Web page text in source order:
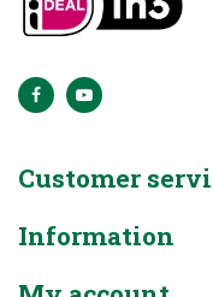
Customer
Information